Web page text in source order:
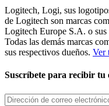
Logitech, Logi, sus
de Logitech son marcas
Logitech Europe S.A. o
Todas las demás marcas
sus respectivos dueños. Ver
Suscríbete para recibir tu